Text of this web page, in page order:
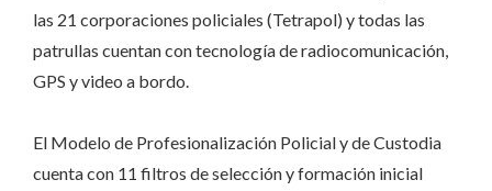
las 21 corporaciones policiales (Tetrapol) y todas las
patrullas cuentan con tecnología de radiocomunicación,
GPS y video a bordo.
El Modelo de Profesionalización Policial y de Custodia
cuenta con 11 filtros de selección y formación inicial